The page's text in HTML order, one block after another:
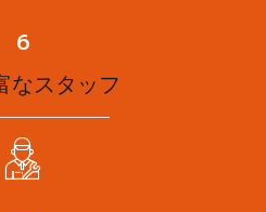
8
なスタッフ